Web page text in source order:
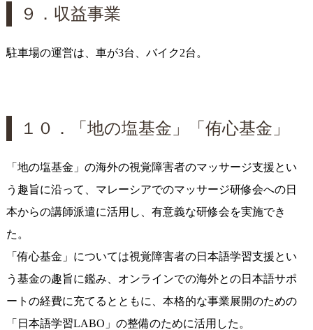
９．収益事業
駐車場の運営は、車が3台、バイク2台。
１０．「地の塩基金」「侑心基金」
「地の塩基金」の海外の視覚障害者のマッサージ支援とい
う趣旨に沿って、マレーシアでのマッサージ研修会への日
本からの講師派遣に活用し、有意義な研修会を実施でき
た。
「侑心基金」については視覚障害者の日本語学習支援とい
う基金の趣旨に鑑み、オンラインでの海外との日本語サポ
ートの経費に充てるとともに、本格的な事業展開のための
「日本語学習LABO」の整備のために活用した。